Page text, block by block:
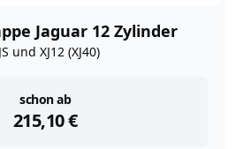
Jaguar 12 Zylinder
und XJ12 (XJ40)
schon ab
215,10€
instock